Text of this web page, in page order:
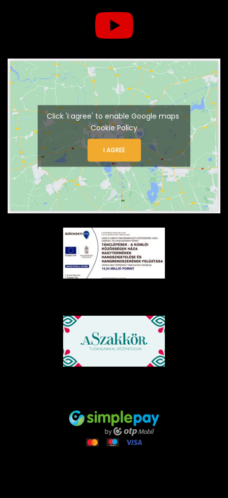
Click 'I agree' to enable Google maps
Cookie Policy
I AGREE